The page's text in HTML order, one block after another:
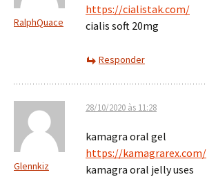
RalphQuace
https://cialistak.com/
cialis soft 20mg
Responder
Glennkiz
28/10/2020 às 11:28
kamagra oral gel
https://kamagrarex.com/
kamagra oral jelly uses